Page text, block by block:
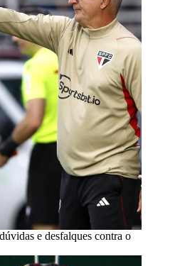
e desfalques contra o